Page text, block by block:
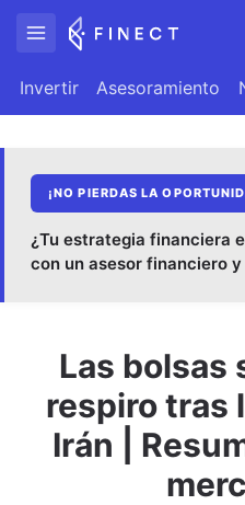
Invertir Asesoramiento
¡NO PIERDAS LA
¿Tu estrategia financiera
con un asesor financiero
Las bolsas
respiro tras
Irán |